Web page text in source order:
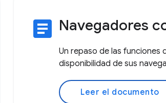
article Navegadores
Un repaso de las funciones
disponibilidad de sus
Leer el documento